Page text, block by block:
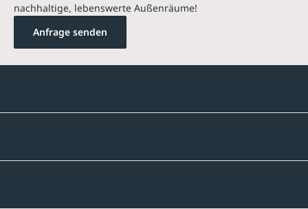
nachhaltige, lebenswerte Außenräume!
Anfrage senden